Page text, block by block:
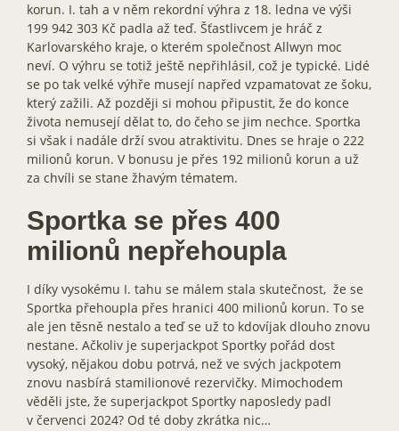
korun. I. tah a v něm rekordní výhra z 18. ledna ve výši
199 942 303 Kč padla až teď. Šťastlivcem je hráč z
Karlovarského kraje, o kterém společnost Allwyn moc
neví. O výhru se totiž ještě nepřihlásil, což je typické. Lidé
se po tak velké výhře musejí napřed vzpamatovat ze šoku,
který zažili. Až později si mohou připustit, že do konce
života nemusejí dělat to, do čeho se jim nechce. Sportka
si však i nadále drží svou atraktivitu. Dnes se hraje o 222
milionů korun. V bonusu je přes 192 milionů korun a už
za chvíli se stane žhavým tématem.
Sportka se přes 400
milionů nepřehoupla
I díky vysokému I. tahu se málem stala skutečnost, že se
Sportka přehoupla přes hranici 400 milionů korun. To se
ale jen těsně nestalo a teď se už to kdovíjak dlouho znovu
nestane. Ačkoliv je superjackpot Sportky pořád dost
vysoký, nějakou dobu potrvá, než ve svých jackpotem
znovu nasbírá stamilionové rezervičky. Mimochodem
věděli jste, že superjackpot Sportky naposledy padl
v červenci 2024? Od té doby zkrátka nic…